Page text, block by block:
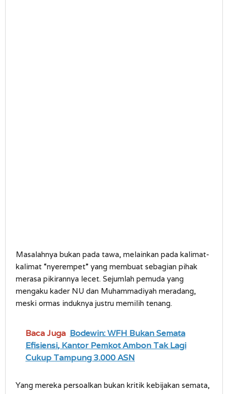
Masalahnya bukan pada tawa, melainkan pada kalimat-
kalimat “nyerempet” yang membuat sebagian pihak
merasa pikirannya lecet. Sejumlah pemuda yang
mengaku kader NU dan Muhammadiyah meradang,
meski ormas induknya justru memilih tenang.
Baca Juga Bodewin: WFH Bukan Semata
Efisiensi, Kantor Pemkot Ambon Tak Lagi
Cukup Tampung 3.000 ASN
Yang mereka persoalkan bukan kritik kebijakan semata,